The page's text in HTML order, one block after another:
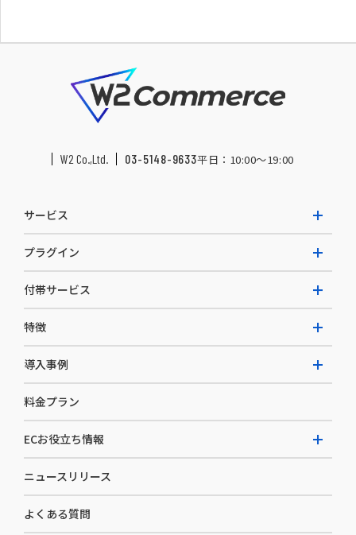
W2 Co.,Ltd. 03-5148-9633平日：10:00〜19:00
サービス
W2 Commerce Repeat
W2 Commerce BtoB
W2 Commerce Asia
プラグイン
AI buddy
付帯サービス
EC運用構築支援・運用支援
カスタマーサクセス
セキュリティ
デザイン制作
コンサルティング
特徴
選ばれる理由
開発体制
導入事例
導入企業一覧
料金プラン
ECお役立ち情報
お役立ち資料
ニュースリリース
よくある質問